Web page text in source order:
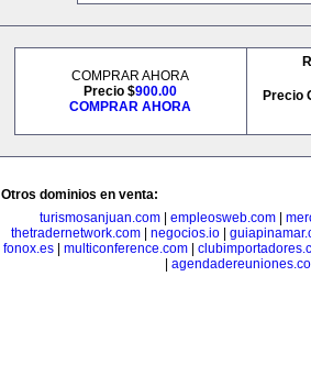
COMPRAR AHORA
Precio $900.00
COMPRAR AHORA
Precio
Otros dominios en venta:
turismosanjuan.com| empleosweb.com|
thetradernetwork.com
negocios.io
fonox.es| multiconference.com|